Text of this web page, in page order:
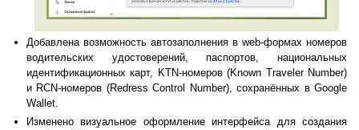
Добавлена возможность автозаполнения в web-формах номеров
водительских удостоверений, паспортов, национальных
идентификационных карт, KTN-номеров (Known Traveler Number)
и RCN-номеров (Redress Control Number), сохранённых в Google
Wallet.
Изменено визуальное оформление интерфейса для создания